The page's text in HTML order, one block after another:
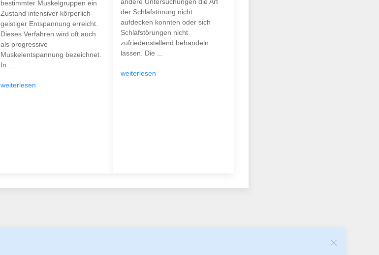
bestimmter Muskelgruppen ein
Zustand intensiver körperlich-
geistiger Entspannung erreicht.
Dieses Verfahren wird oft auch
als progressive
Muskelentspannung bezeichnet.
In ...
weiterlesen
der Schlafstörung nicht
aufdecken konnten oder sich
Schlafstörungen nicht
zufriedenstellend behandeln
lassen. Die ...
weiterlesen